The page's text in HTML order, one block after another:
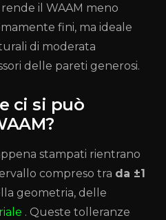
il WAAM meno
fini, ma ideale
di moderata
delle pareti generosi.
ci si può
stampati rientrano
compreso tra da ±1
geometria, delle
. Queste tolleranze